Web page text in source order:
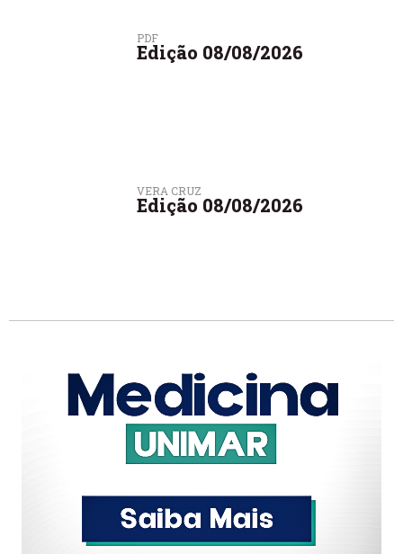
PDF
Edição 08/08/2026
VERA CRUZ
Edição 08/08/2026